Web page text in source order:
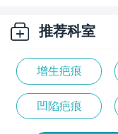
推荐科室
增生疤痕
凹陷疤痕